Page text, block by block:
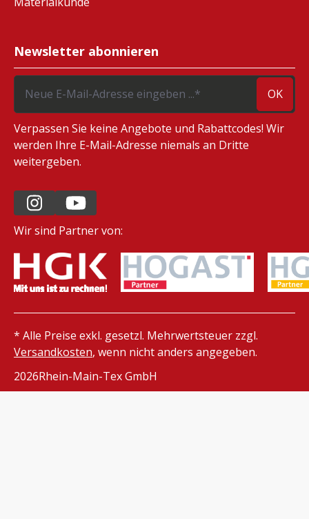
Newsletter abonnieren
OK
Verpassen Sie keine Angebote und Rabattcodes! Wir
werden Ihre E-Mail-Adresse niemals an Dritte
weitergeben.
Wir sind Partner von:
* Alle Preise exkl. gesetzl. Mehrwertsteuer zzgl.
Versandkosten, wenn nicht anders angegeben.
2026Rhein-Main-Tex GmbH